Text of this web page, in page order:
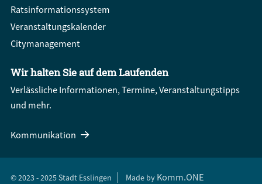
Ratsinformationssystem
Veranstaltungskalender
Citymanagement
Wir halten Sie auf dem Laufenden
Verlässliche Informationen, Termine, Veranstaltungstipps
und mehr.
Kommunikation
© 2023 - 2025 Stadt Esslingen Made by Komm.ONE